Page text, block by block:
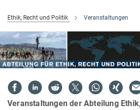
Ethik, Recht und Politik Veranstaltungen
Veranstaltungen der Abteilung